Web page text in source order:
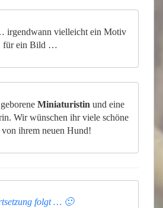
irgendwann vielleicht ein Motiv
für ein Bild …
Miniaturistin und eine
Wir wünschen ihr viele schöne
von ihrem neuen Hund!
folgt … 🙂